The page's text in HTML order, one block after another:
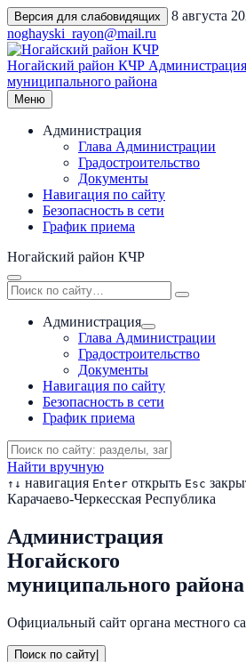
Перейти
к
содержимому
Версия для слабовидящих
8 августа
noghayski_rayon@mail.ru
Ногайский район КЧР
муниципального района
Меню
Администрация
Глава Администрации
Градостроительство
Документы
Навигация по сайту
Безопасность в сети
График приема
Ногайский район КЧР
Администрация
Глава Администрации
Градостроительство
Документы
Навигация по сайту
Безопасность в сети
График приема
Найти вручную
↑ ↓ навигация Enter открыть Esc
Карачаево-Черкесская Республика
Администрация
Ногайского
муниципального района
Официальный сайт органа местного
Поиск по сайту